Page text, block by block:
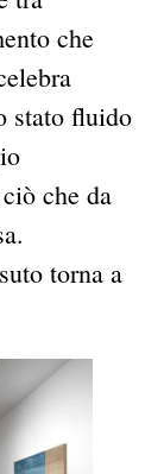
che
stato fluido
che da
torna a